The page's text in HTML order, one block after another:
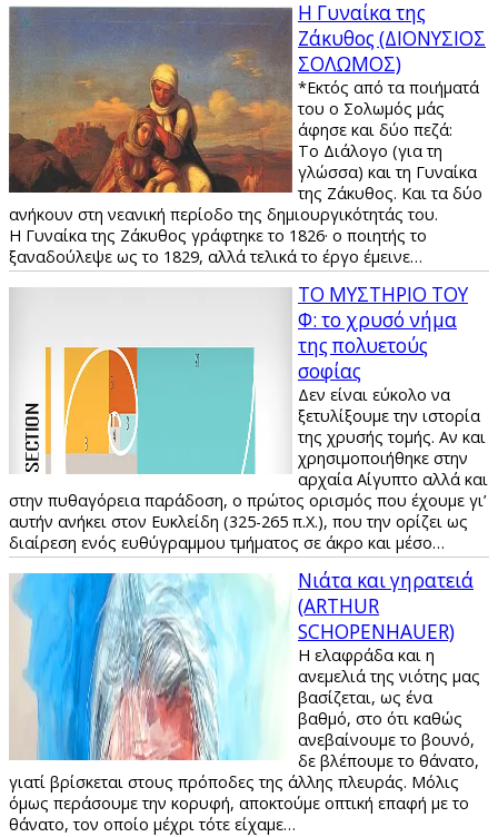
Η Γυναίκα της
Ζάκυθος (ΔΙΟΝΥΣΙΟΣ
ΣΟΛΩΜΟΣ)
*Εκτός από τα ποιήματά
του ο Σολωμός μάς
άφησε και δύο πεζά:
Το Διάλογο (για τη
γλώσσα) και τη Γυναίκα
της Ζάκυθος. Και τα δύο
ανήκουν στη νεανική περίοδο της δημιουργικότητάς του.
Η Γυναίκα της Ζάκυθος γράφτηκε το 1826· ο ποιητής το
ξαναδούλεψε ως το 1829, αλλά τελικά το έργο έμεινε…
ΤΟ ΜΥΣΤΗΡΙΟ ΤΟΥ
Φ: το χρυσό νήμα
της πολυετούς
σοφίας
Δεν είναι εύκολο να
ξετυλίξουμε την ιστορία
της χρυσής τομής. Αν και
χρησιμοποιήθηκε στην
αρχαία Αίγυπτο αλλά και
στην πυθαγόρεια παράδοση, ο πρώτος ορισμός που έχουμε γι’
αυτήν ανήκει στον Ευκλείδη (325-265 π.Χ.), που την ορίζει ως
διαίρεση ενός ευθύγραμμου τμήματος σε άκρο και μέσο…
Νιάτα και γηρατειά
(ARTHUR
SCHOPENHAUER)
Η ελαφράδα και η
ανεμελιά της νιότης μας
βασίζεται, ως ένα
βαθμό, στο ότι καθώς
ανεβαίνουμε το βουνό,
δε βλέπουμε το θάνατο,
γιατί βρίσκεται στους πρόποδες της άλλης πλευράς. Μόλις
όμως περάσουμε την κορυφή, αποκτούμε οπτική επαφή με το
θάνατο, τον οποίο μέχρι τότε είχαμε…